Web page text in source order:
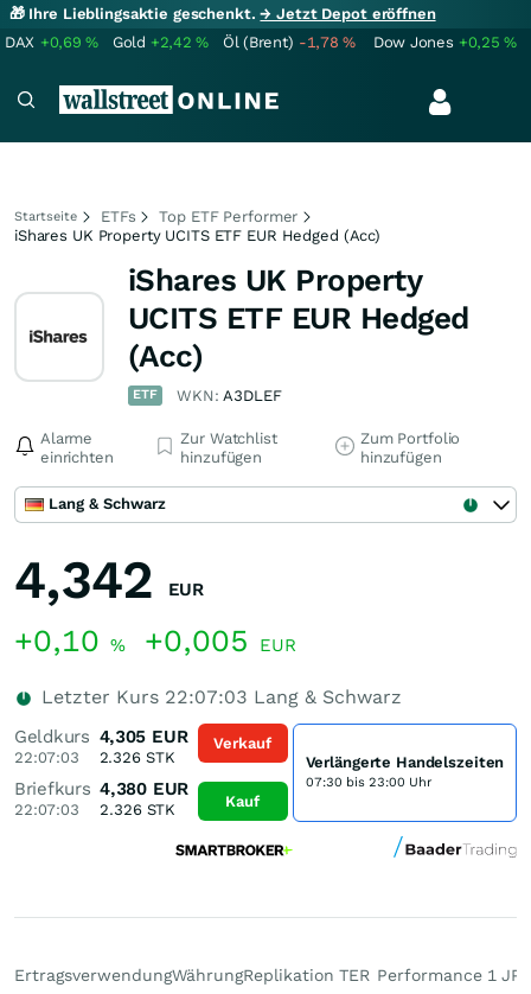
🎁 Ihre Lieblingsaktie geschenkt.→ Jetzt Depot eröffnen
DAX +0,69% Gold +2,42% Öl (Brent) -1,78% Dow Jones +0,25%
Startseite ETFs
Top ETF Performer
iShares UK Property UCITS ETF EUR Hedged (Acc)
iShares UK Property
UCITS ETF EUR Hedged
(Acc)
ETF WKN:A3DLEF
Alarme
einrichten
Zur Watchlist
hinzufügen
Zum Portfolio
hinzufügen
Lang & Schwarz
4,342 EUR
+0,10 % +0,005 EUR
Letzter Kurs 22:07:03 Lang & Schwarz
Geldkurs
22:07:03
4,305 EUR
2.326STK
Briefkurs
22:07:03
4,380 EUR
2.326STK
Verkauf
Kauf
Verlängerte Handelszeiten
07:30 bis 23:00 Uhr
ErtragsverwendungWährungReplikation TER Performance 1 J